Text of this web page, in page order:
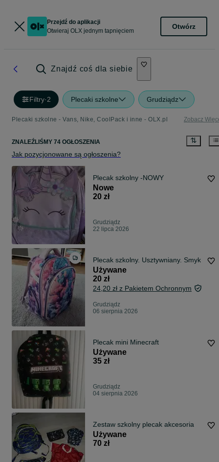
Przejdź do aplikacji
Otwieraj OLX jednym tapnięciem
Otwórz
Znajdź coś dla siebie
Filtry·2 Plecaki szkolne Grudziądz
Plecaki szkolne - Vans, Nike, CoolPack i inne - OLX.pl Zobacz
ZNALEŹLIŚMY 74 OGŁOSZENIA
Jak pozycjonowane są ogłoszenia?
Plecak szkolny -NOWY
Nowe
20 zł
Grudziądz
22 lipca 2026
Plecak szkolny. Usztywniany. Smyk
Używane
20 zł
24,20 zł z Pakietem Ochronnym
Grudziądz
06 sierpnia 2026
Plecak mini Minecraft
Używane
35 zł
Grudziądz
04 sierpnia 2026
Zestaw szkolny plecak akcesoria
Używane
70 zł